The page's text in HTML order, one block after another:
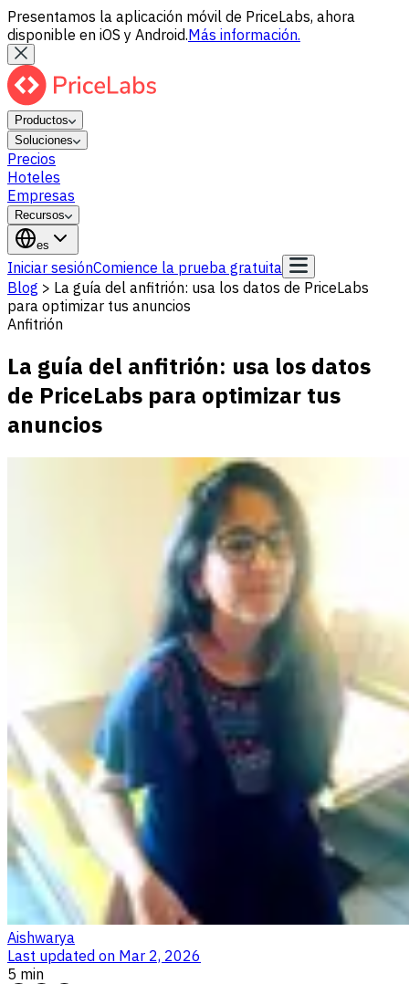
Presentamos la aplicación móvil de PriceLabs, ahora
disponible en iOS y Android.Más información.
Productos
Soluciones
Precios
Hoteles
Empresas
Recursos
es
Iniciar sesiónComience la prueba gratuita
Blog > La guía del anfitrión: usa los datos de PriceLabs
para optimizar tus anuncios
Anfitrión
La guía del anfitrión: usa los datos
de PriceLabs para optimizar tus
anuncios
Aishwarya
Last updated on Mar 2, 2026
5 min